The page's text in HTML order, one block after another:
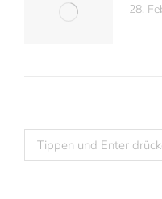
28.